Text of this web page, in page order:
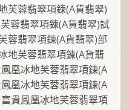
芙蓉翡翠項鍊(A貨翡翠)
蓉翡翠項鍊(A貨翡翠)試
蓉翡翠項鍊(A貨翡翠)部
地芙蓉翡翠項鍊(A貨翡
凰冰地芙蓉翡翠項鍊(A
凰冰地芙蓉翡翠項鍊(A
貴鳳凰冰地芙蓉翡翠項